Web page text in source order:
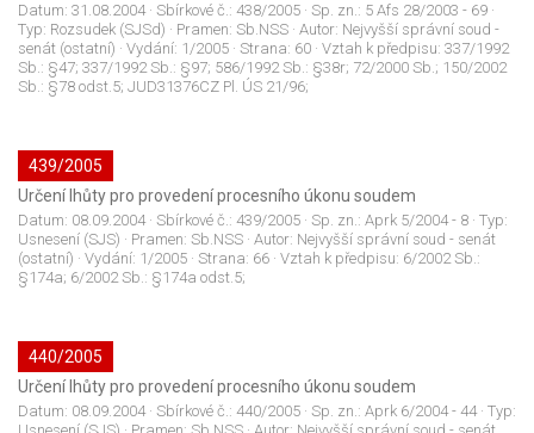
Datum: 31.08.2004· Sbírkové č.: 438/2005 · Sp. zn.: 5 Afs 28/2003 - 69 ·
Typ: Rozsudek (SJSd) · Pramen: Sb.NSS · Autor: Nejvyšší správní soud -
senát (ostatní) · Vydání: 1/2005 · Strana: 60 · Vztah k předpisu: 337/1992
Sb.: §47; 337/1992 Sb.: §97; 586/1992 Sb.: §38r; 72/2000 Sb.; 150/2002
Sb.: §78 odst.5; JUD31376CZ Pl. ÚS 21/96;
439/2005
Určení lhůty pro provedení procesního úkonu soudem
Datum: 08.09.2004· Sbírkové č.: 439/2005 · Sp. zn.: Aprk 5/2004 - 8 · Typ:
Usnesení (SJS) · Pramen: Sb.NSS · Autor: Nejvyšší správní soud - senát
(ostatní) · Vydání: 1/2005 · Strana: 66 · Vztah k předpisu: 6/2002 Sb.:
§174a; 6/2002 Sb.: §174a odst.5;
440/2005
Určení lhůty pro provedení procesního úkonu soudem
Datum: 08.09.2004· Sbírkové č.: 440/2005 · Sp. zn.: Aprk 6/2004 - 44· Typ: